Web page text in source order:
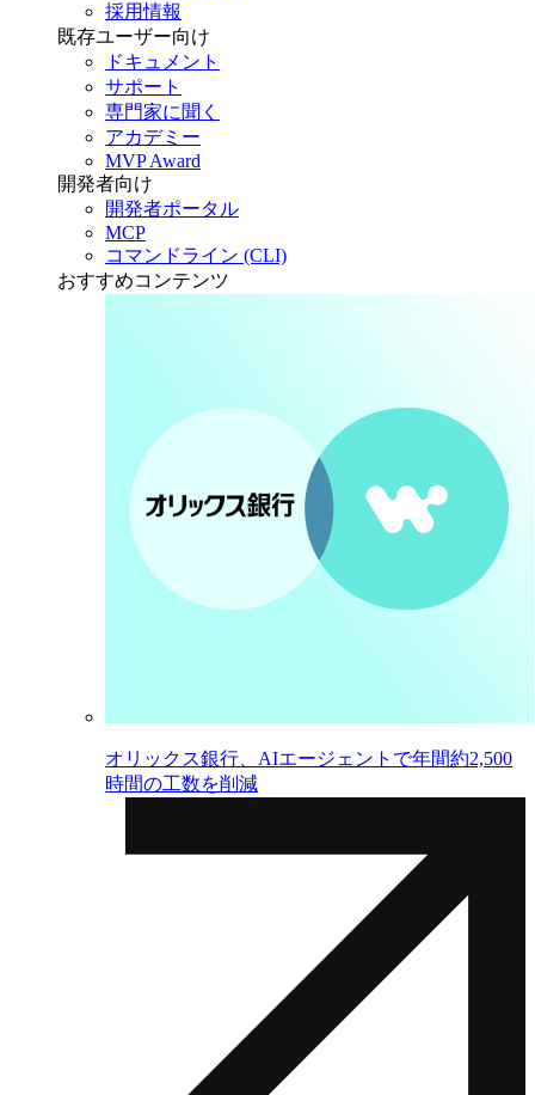
採用情報
既存ユーザー向け
ドキュメント
サポート
専門家に聞く
アカデミー
MVP Award
開発者向け
開発者ポータル
MCP
コマンドライン (CLI)
おすすめコンテンツ
オリックス銀行、AIエージェントで年間約2,500
時間の工数を削減